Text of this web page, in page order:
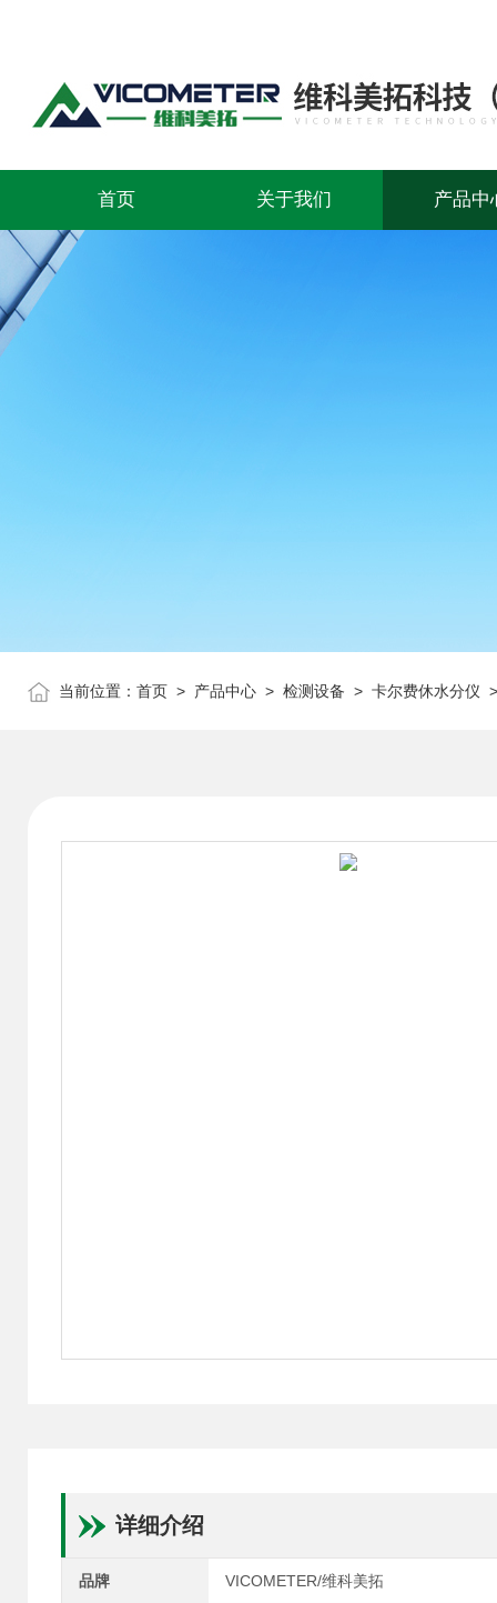
首页 关于我们 产品中
当前位置： 首页 > 产品中心 > 检测设备 > 卡尔费休水分仪
详细介绍
品牌 VICOMETER/维科美拓